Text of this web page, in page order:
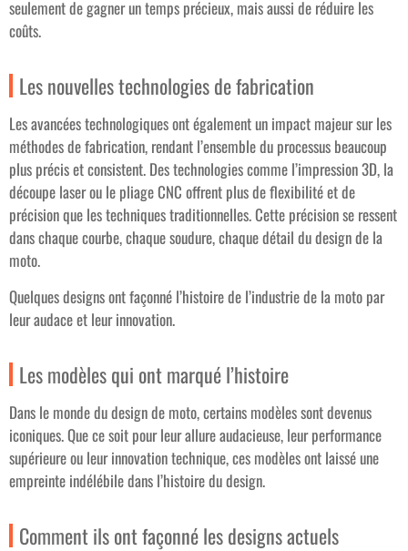
seulement de gagner un temps précieux, mais aussi de réduire les
coûts.
Les nouvelles technologies de fabrication
Les avancées technologiques ont également un impact majeur sur les
méthodes de fabrication, rendant l’ensemble du processus beaucoup
plus précis et consistent. Des technologies comme l’impression 3D, la
découpe laser ou le pliage CNC offrent plus de flexibilité et de
précision que les techniques traditionnelles. Cette précision se ressent
dans chaque courbe, chaque soudure, chaque détail du design de la
moto.
Quelques designs ont façonné l’histoire de l’industrie de la moto par
leur audace et leur innovation.
Les modèles qui ont marqué l’histoire
Dans le monde du design de moto, certains modèles sont devenus
iconiques. Que ce soit pour leur allure audacieuse, leur performance
supérieure ou leur innovation technique, ces modèles ont laissé une
empreinte indélébile dans l’histoire du design.
Comment ils ont façonné les designs actuels